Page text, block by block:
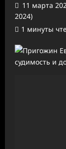
11 марта
2024)
1 минуты